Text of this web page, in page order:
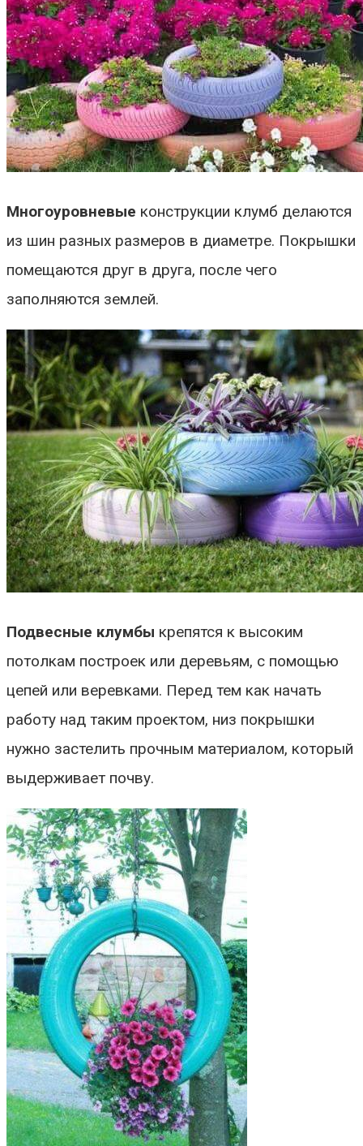
Многоуровневые конструкции клумб делаются
из шин разных размеров в диаметре. Покрышки
помещаются друг в друга, после чего
заполняются землей.
Подвесные клумбы крепятся к высоким
потолкам построек или деревьям, с помощью
цепей или веревками. Перед тем как начать
работу над таким проектом, низ покрышки
нужно застелить прочным материалом, который
выдерживает почву.